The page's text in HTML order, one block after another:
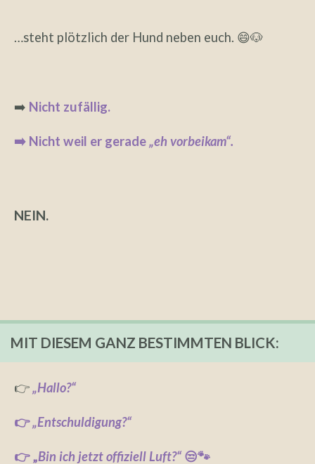
…steht plötzlich der Hund neben euch. 😄🐶
➡️ Nicht zufällig.
➡️ Nicht weil er gerade„eh vorbeikam“.
NEIN.
MIT DIESEM GANZ BESTIMMTEN BLICK:
👉„Hallo?“
👉„Entschuldigung?“
👉 „Bin ich jetzt offiziell Luft?“ 😒🐾